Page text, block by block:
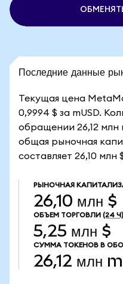
Последние данные
Текущая цена
0,9994 $ за mUSD.
обращении 26,12 млн
общая рыночная
составляет 26,10 млн
РЫНОЧНАЯ
26,10 млн $
ОБЪЕМ ТОРГОВЛИ (24 Ч)
5,25 млн $
СУММА ТОКЕНОВ В
26,12 млн